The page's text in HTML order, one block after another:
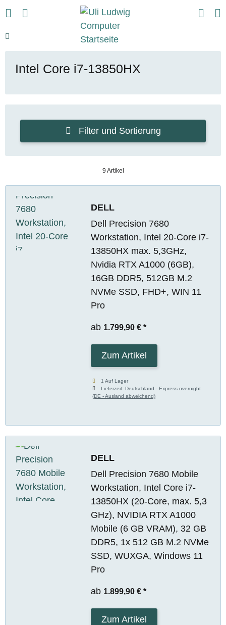
Intel Core i7-13850HX
Filter und Sortierung
9 Artikel
DELL
Dell Precision 7680
Workstation, Intel 20-Core i7-
13850HX max. 5,3GHz,
Nvidia RTX A1000 (6GB),
16GB DDR5, 512GB M.2
NVMe SSD, FHD+, WIN 11
Pro
ab 1.799,90 € *
Zum Artikel
1 Auf Lager
Lieferzeit:Deutschland - Express overnight
(DE - Ausland abweichend)
DELL
Dell Precision 7680 Mobile
Workstation, Intel Core i7-
13850HX (20-Core, max. 5,3
GHz), NVIDIA RTX A1000
Mobile (6 GB VRAM), 32 GB
DDR5, 1x 512 GB M.2 NVMe
SSD, WUXGA, Windows 11
Pro
ab 1.899,90 € *
Zum Artikel